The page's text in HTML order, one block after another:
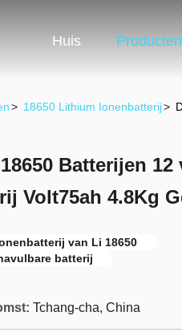
Huis Producten
> 18650 Lithium Ionenbatterij>
Batterijen
Volt75ah 4.8Kg
van Li 18650
batterij
Tchang-cha, China